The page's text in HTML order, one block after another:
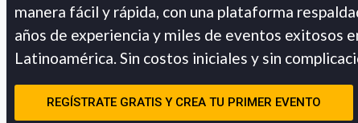
manera fácil y rápida, con una plataforma
años de experiencia y miles de eventos exitosos
Latinoamérica. Sin costos iniciales y sin
REGÍSTRATE GRATIS Y CREA TU PRIMER EVENTO